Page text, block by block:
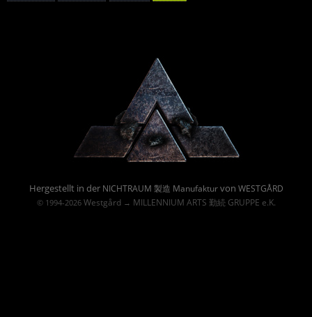
Hergestellt in der NICHTRAUM 製造 Manufakturvon WESTGÅRD
© 1994-2026 Westgård→ MILLENNIUM ARTS 勤続 GRUPPE e.K.
Powered By :